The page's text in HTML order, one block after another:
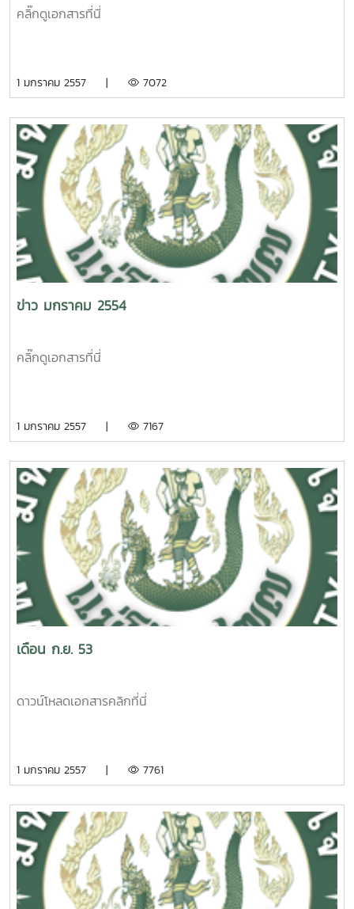
คลิ๊กดูเอกสารที่นี่
1 มกราคม 2557 | 7072
ข่าว มกราคม 2554
คลิ๊กดูเอกสารที่นี่
1 มกราคม 2557 | 7167
เดือน ก.ย. 53
ดาวน์โหลดเอกสารคลิกที่นี่
1 มกราคม 2557 | 7761